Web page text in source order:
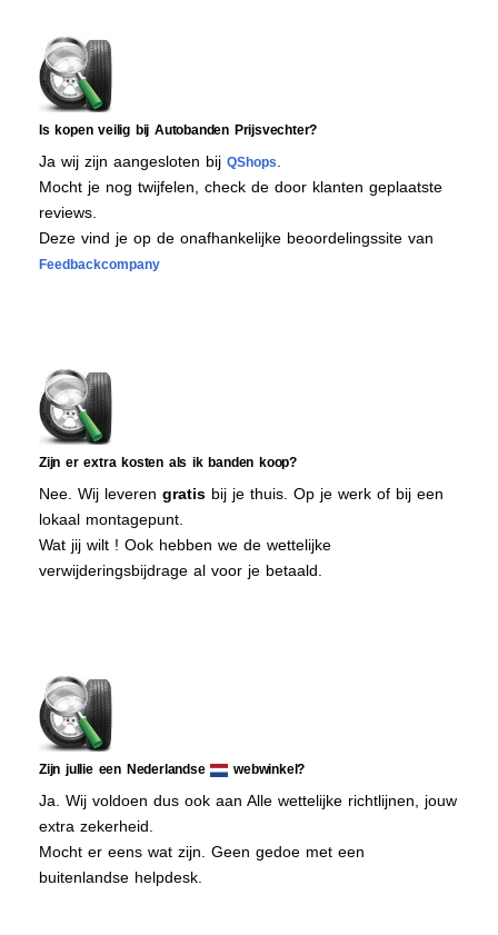
Is kopen veilig bij Autobanden Prijsvechter?
Ja wij zijn aangesloten bij QShops
Mocht je nog twijfelen, check de door klanten geplaatste
reviews.
Deze vind je op de onafhankelijke beoordelingssite van
Feedbackcompany
Zijn er extra kosten als ik banden koop?
Nee. Wij leveren gratis bij je thuis. Op je werk of bij een
lokaal montagepunt.
Wat jij wilt ! Ook hebben we de wettelijke
verwijderingsbijdrage al voor je betaald.
Zijn jullie een Nederlandse webwinkel?
Ja. Wij voldoen dus ook aan Alle wettelijke richtlijnen, jouw
extra zekerheid.
Mocht er eens wat zijn. Geen gedoe met een
buitenlandse helpdesk.